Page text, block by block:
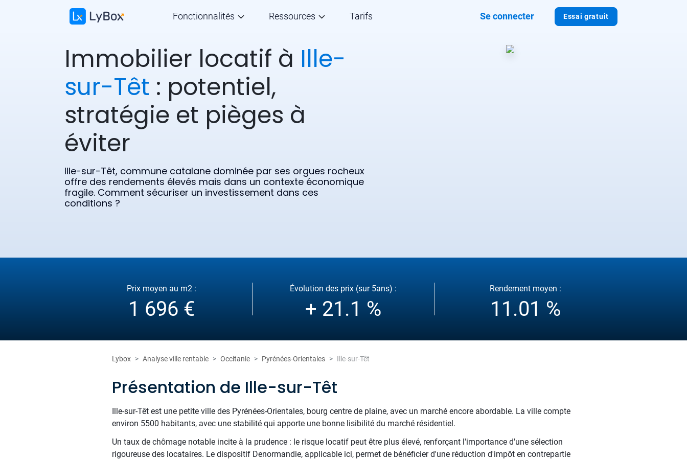
Essai gratuit
Fonctionnalités Ressources Tarifs Se connecter
Immobilier locatif à Ille-
sur-Têt : potentiel,
stratégie et pièges à
éviter
Ille-sur-Têt, commune catalane dominée par ses orgues rocheux
offre des rendements élevés mais dans un contexte économique
fragile. Comment sécuriser un investissement dans ces
conditions ?
Prix moyen au m2 :
1 696 €
Évolution des prix (sur 5ans) :
+ 21.1 %
Rendement moyen :
11.01 %
Lybox Analyse ville rentable Occitanie Pyrénées-Orientales Ille-sur-Têt
Présentation de Ille-sur-Têt
Ille-sur-Têt est une petite ville des Pyrénées-Orientales, bourg centre de plaine, avec un marché encore abordable. La ville compte
environ 5500 habitants, avec une stabilité qui apporte une bonne lisibilité du marché résidentiel.
Un taux de chômage notable incite à la prudence : le risque locatif peut être plus élevé, renforçant l'importance d'une sélection
rigoureuse des locataires. Le dispositif Denormandie, applicable ici, permet de bénéficier d'une réduction d'impôt en contrepartie